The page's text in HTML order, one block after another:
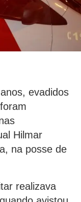
evadidos
Hilmar
na posse de
realizava